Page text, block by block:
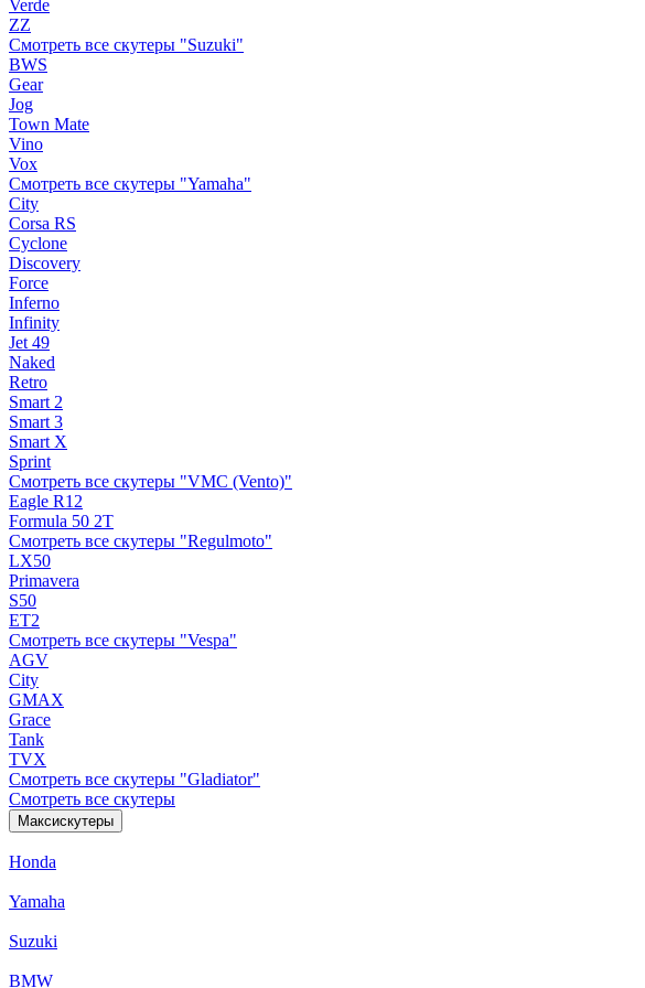
Verde
ZZ
Смотреть все скутеры "Suzuki"
BWS
Gear
Jog
Town Mate
Vino
Vox
Смотреть все скутеры "Yamaha"
City
Corsa RS
Cyclone
Discovery
Force
Inferno
Infinity
Jet 49
Naked
Retro
Smart 2
Smart 3
Smart X
Sprint
Смотреть все скутеры "VMC (Vento)"
Eagle R12
Formula 50 2Т
Смотреть все скутеры "Regulmoto"
LX50
Primavera
S50
ET2
Смотреть все скутеры "Vespa"
AGV
City
GMAX
Grace
Tank
TVX
Смотреть все скутеры "Gladiator"
Смотреть все скутеры
Максискутеры
Honda
Yamaha
Suzuki
BMW